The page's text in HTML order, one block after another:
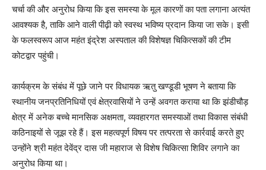
चर्चा की और अनुरोध किया कि इस समस्या के मूल कारणों का पता लगाना अत्यंत
आवश्यक है, ताकि आने वाली पीढ़ी को स्वस्थ भविष्य प्रदान किया जा सके। इसी
के फलस्वरूप आज महंत इंद्रेश अस्पताल की विशेषज्ञ चिकित्सकों की टीम
कोटद्वार पहुंची।
कार्यक्रम के संबंध में पूछे जाने पर विधायक ऋतु खण्डूडी भूषण ने बताया कि
स्थानीय जनप्रतिनिधियों एवं क्षेत्रवासियों ने उन्हें अवगत कराया था कि झंडीचौड़
क्षेत्र में अनेक बच्चे मानसिक अक्षमता, व्यवहारगत समस्याओं तथा विकास संबंधी
कठिनाइयों से जूझ रहे हैं। इस महत्वपूर्ण विषय पर तत्परता से कार्रवाई करते हुए
उन्होंने श्री महंत देवेंद्र दास जी महाराज से विशेष चिकित्सा शिविर लगाने का
अनुरोध किया था।